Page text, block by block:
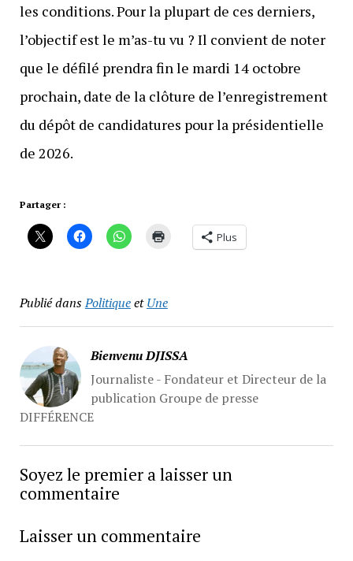
les conditions. Pour la plupart de ces derniers,
l’objectif est le m’as-tu vu ? Il convient de noter
que le défilé prendra fin le mardi 14 octobre
prochain, date de la clôture de l’enregistrement
du dépôt de candidatures pour la présidentielle
de 2026.
Partager :
Plus
Publié dansPolitiqueetUne
Bienvenu DJISSA
Journaliste - Fondateur et Directeur de la
publication Groupe de presse
DIFFÉRENCE
Soyez le premier a laisser un
commentaire
Laisser un commentaire